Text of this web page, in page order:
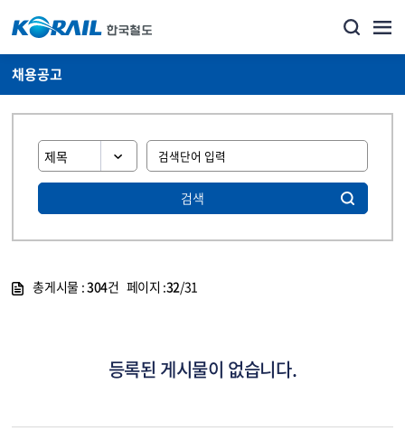
채용공고
검색
총게시물 :304건 페이지 :32/31
등록된 게시물이 없습니다.